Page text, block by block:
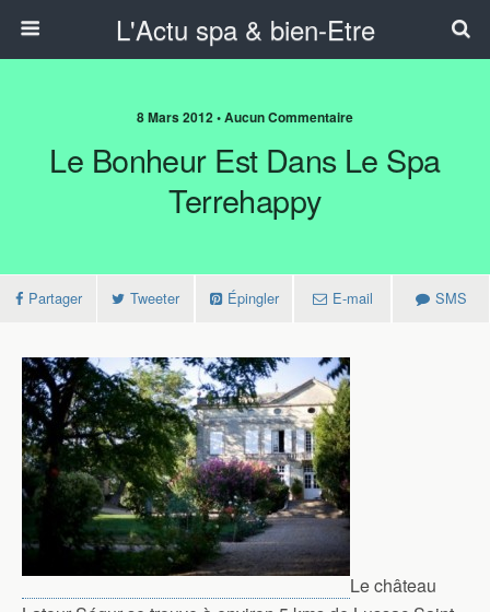
L'Actu spa & bien-Etre
8 Mars 2012 • Aucun Commentaire
Le Bonheur Est Dans Le Spa
Terrehappy
Partager Tweeter Épingler E-mail SMS
Le château